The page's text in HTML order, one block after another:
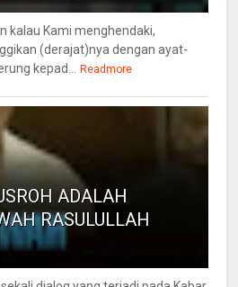
kalau Kami menghendaki,
(derajat)nya dengan ayat-
kepad... Readmore
ADALAH
RASULULLAH